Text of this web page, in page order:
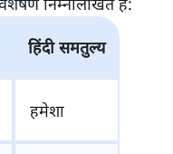
हिंदी समतुल्य
हमेशा